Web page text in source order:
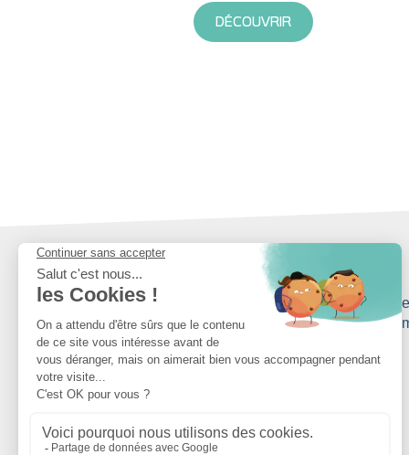
DÉCOUVRIR
20 ANS
d’expertise pour vous accompagner, du
diagnostic à la mise en œuvre devotre solution
En savoir plus